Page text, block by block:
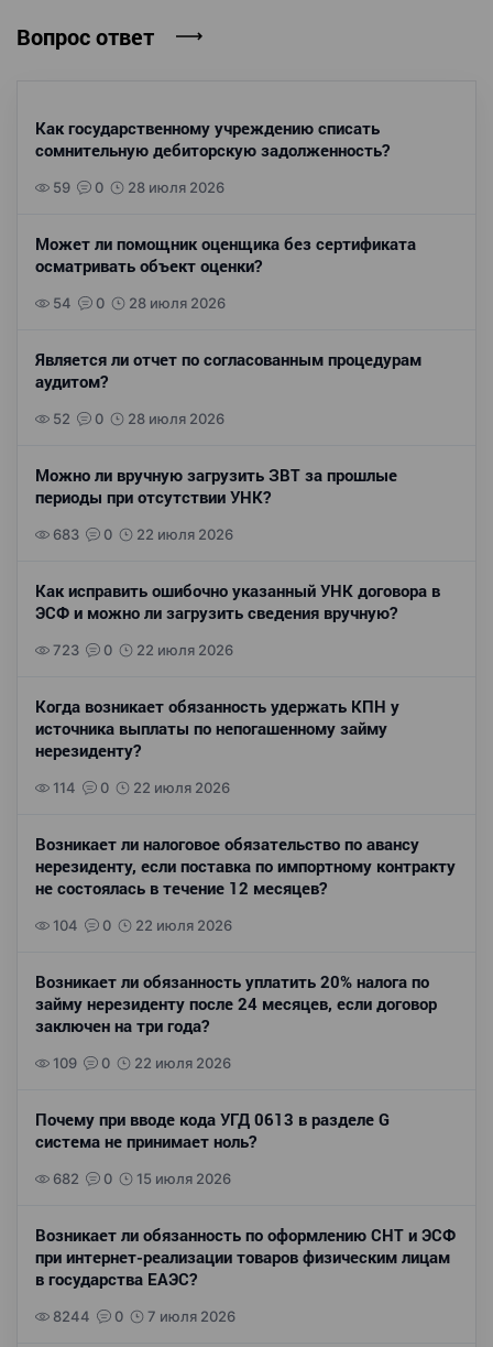
Вопрос ответ
Как государственному учреждению списать
сомнительную дебиторскую задолженность?
59 0 28 июля 2026
Может ли помощник оценщика без сертификата
осматривать объект оценки?
54 0 28 июля 2026
Является ли отчет по согласованным процедурам
аудитом?
52 0 28 июля 2026
Можно ли вручную загрузить ЗВТ за прошлые
периоды при отсутствии УНК?
683 0 22 июля 2026
Как исправить ошибочно указанный УНК договора в
ЭСФ и можно ли загрузить сведения вручную?
723 0 22 июля 2026
Когда возникает обязанность удержать КПН у
источника выплаты по непогашенному займу
нерезиденту?
114 0 22 июля 2026
Возникает ли налоговое обязательство по авансу
нерезиденту, если поставка по импортному контракту
не состоялась в течение 12 месяцев?
104 0 22 июля 2026
Возникает ли обязанность уплатить 20% налога по
займу нерезиденту после 24 месяцев, если договор
заключен на три года?
109 0 22 июля 2026
Почему при вводе кода УГД 0613 в разделе G
система не принимает ноль?
682 0 15 июля 2026
Возникает ли обязанность по оформлению СНТ и ЭСФ
при интернет-реализации товаров физическим лицам
в государства ЕАЭС?
8244 0 7 июля 2026